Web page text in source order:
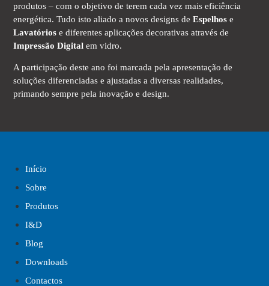
produtos – com o objetivo de terem cada vez mais eficiência
energética. Tudo isto aliado a novos designs deEspelhos e
Lavatórios e diferentes aplicações decorativas através de
Impressão Digital em vidro.
A participação deste ano foi marcada pela apresentação de
soluções diferenciadas e ajustadas a diversas realidades,
primando sempre pela inovação e design.
Início
Sobre
Produtos
I&D
Blog
Downloads
Contactos